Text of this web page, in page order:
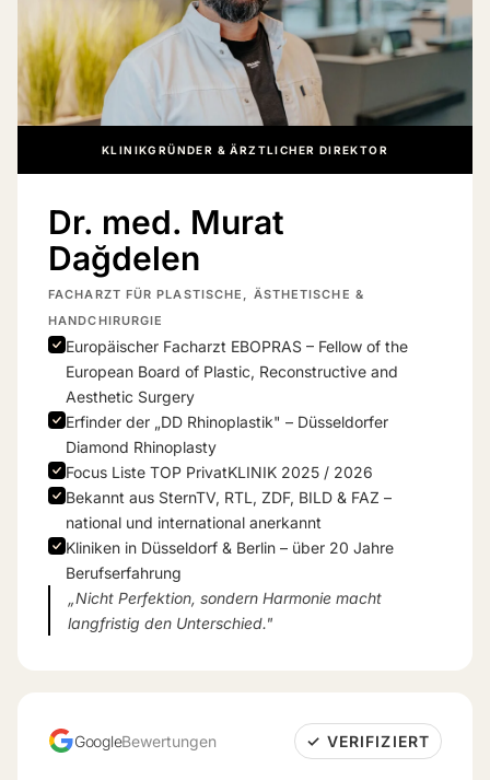
KLINIKGRÜNDER & ÄRZTLICHER DIREKTOR
Dr. med. Murat
Dağdelen
FACHARZT FÜR PLASTISCHE, ÄSTHETISCHE &
HANDCHIRURGIE
Europäischer Facharzt EBOPRAS – Fellow of the
European Board of Plastic, Reconstructive and
Aesthetic Surgery
Erfinder der „DD Rhinoplastik" – Düsseldorfer
Diamond Rhinoplasty
Focus Liste TOP PrivatKLINIK 2025 / 2026
Bekannt aus SternTV, RTL, ZDF, BILD & FAZ –
national und international anerkannt
Kliniken in Düsseldorf & Berlin – über 20 Jahre
Berufserfahrung
„Nicht Perfektion, sondern Harmonie macht
langfristig den Unterschied."
GoogleBewertungen ✓ VERIFIZIERT